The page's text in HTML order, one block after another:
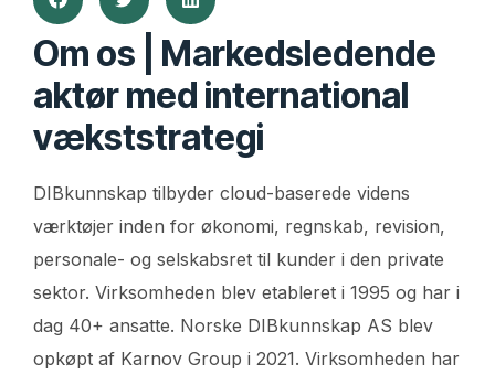
Om os | Markedsledende
aktør med international
vækststrategi
DIBkunnskap tilbyder cloud-baserede videns
værktøjer inden for økonomi, regnskab, revision,
personale- og selskabsret til kunder i den private
sektor. Virksomheden blev etableret i 1995 og har i
dag 40+ ansatte. Norske DIBkunnskap AS blev
opkøpt af Karnov Group i 2021. Virksomheden har